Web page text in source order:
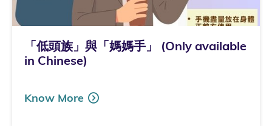
「低頭族」與「媽媽手」 (Only available
in Chinese)
Know More